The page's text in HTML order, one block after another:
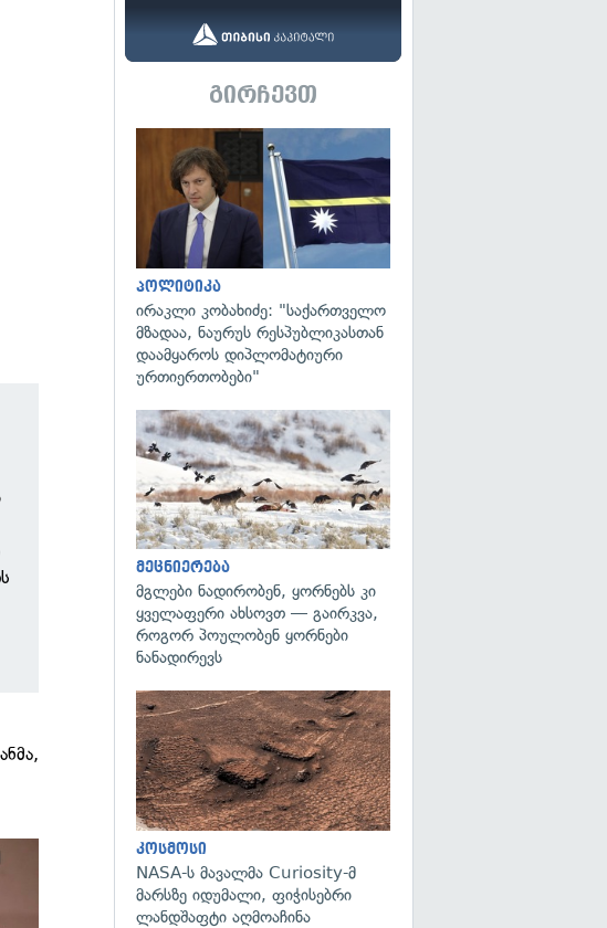
გირჩევთ
პოლიტიკა
ირაკლი კობახიძე: "საქართველო
მზადაა, ნაურუს რესპუბლიკასთან
დაამყაროს დიპლომატიური
ურთიერთობები"
მეცნიერება
მგლები ნადირობენ, ყორნებს კი
ყველაფერი ახსოვთ — გაირკვა,
როგორ პოულობენ ყორნები
ნანადირევს
კოსმოსი
NASA-ს მავალმა Curiosity-მ
მარსზე იდუმალი, ფიჭისებრი
ლანდშაფტი აღმოაჩინა